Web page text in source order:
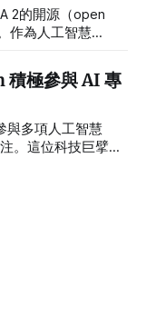
2的開源（open
作為人工智慧
開
這項技術主要針對
模型以更好地理解
實現技術突破。
源項目將提供更多
更新和優化這
積極參與 AI 專
與多項人工智慧
。這位科技巨擘的
本的 ChatGPT 整